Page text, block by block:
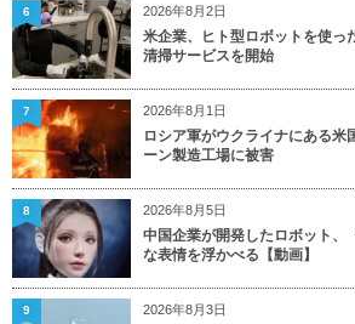
2026年8月2日
米企業、ヒト型ロボットを使っ
清掃サービスを開始
6
2026年8月1日
ロシア軍がウクライナにある米
ーン製造工場に被害
7
2026年8月5日
中国企業が開発したロボット、
な表情を浮かべる【動画】
8
2026年8月3日
9